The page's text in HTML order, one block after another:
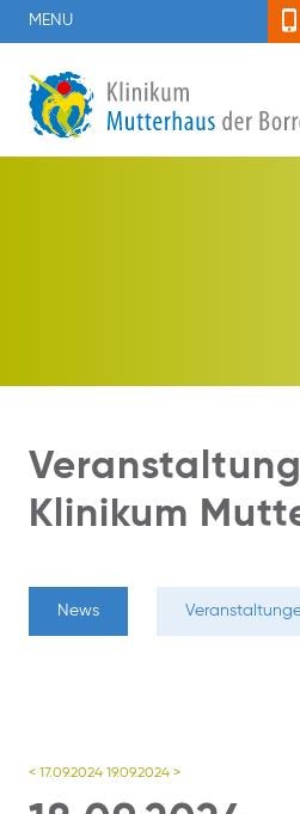
MENU
Klinikum
News
< 17.09.2024 19.09.2024 >